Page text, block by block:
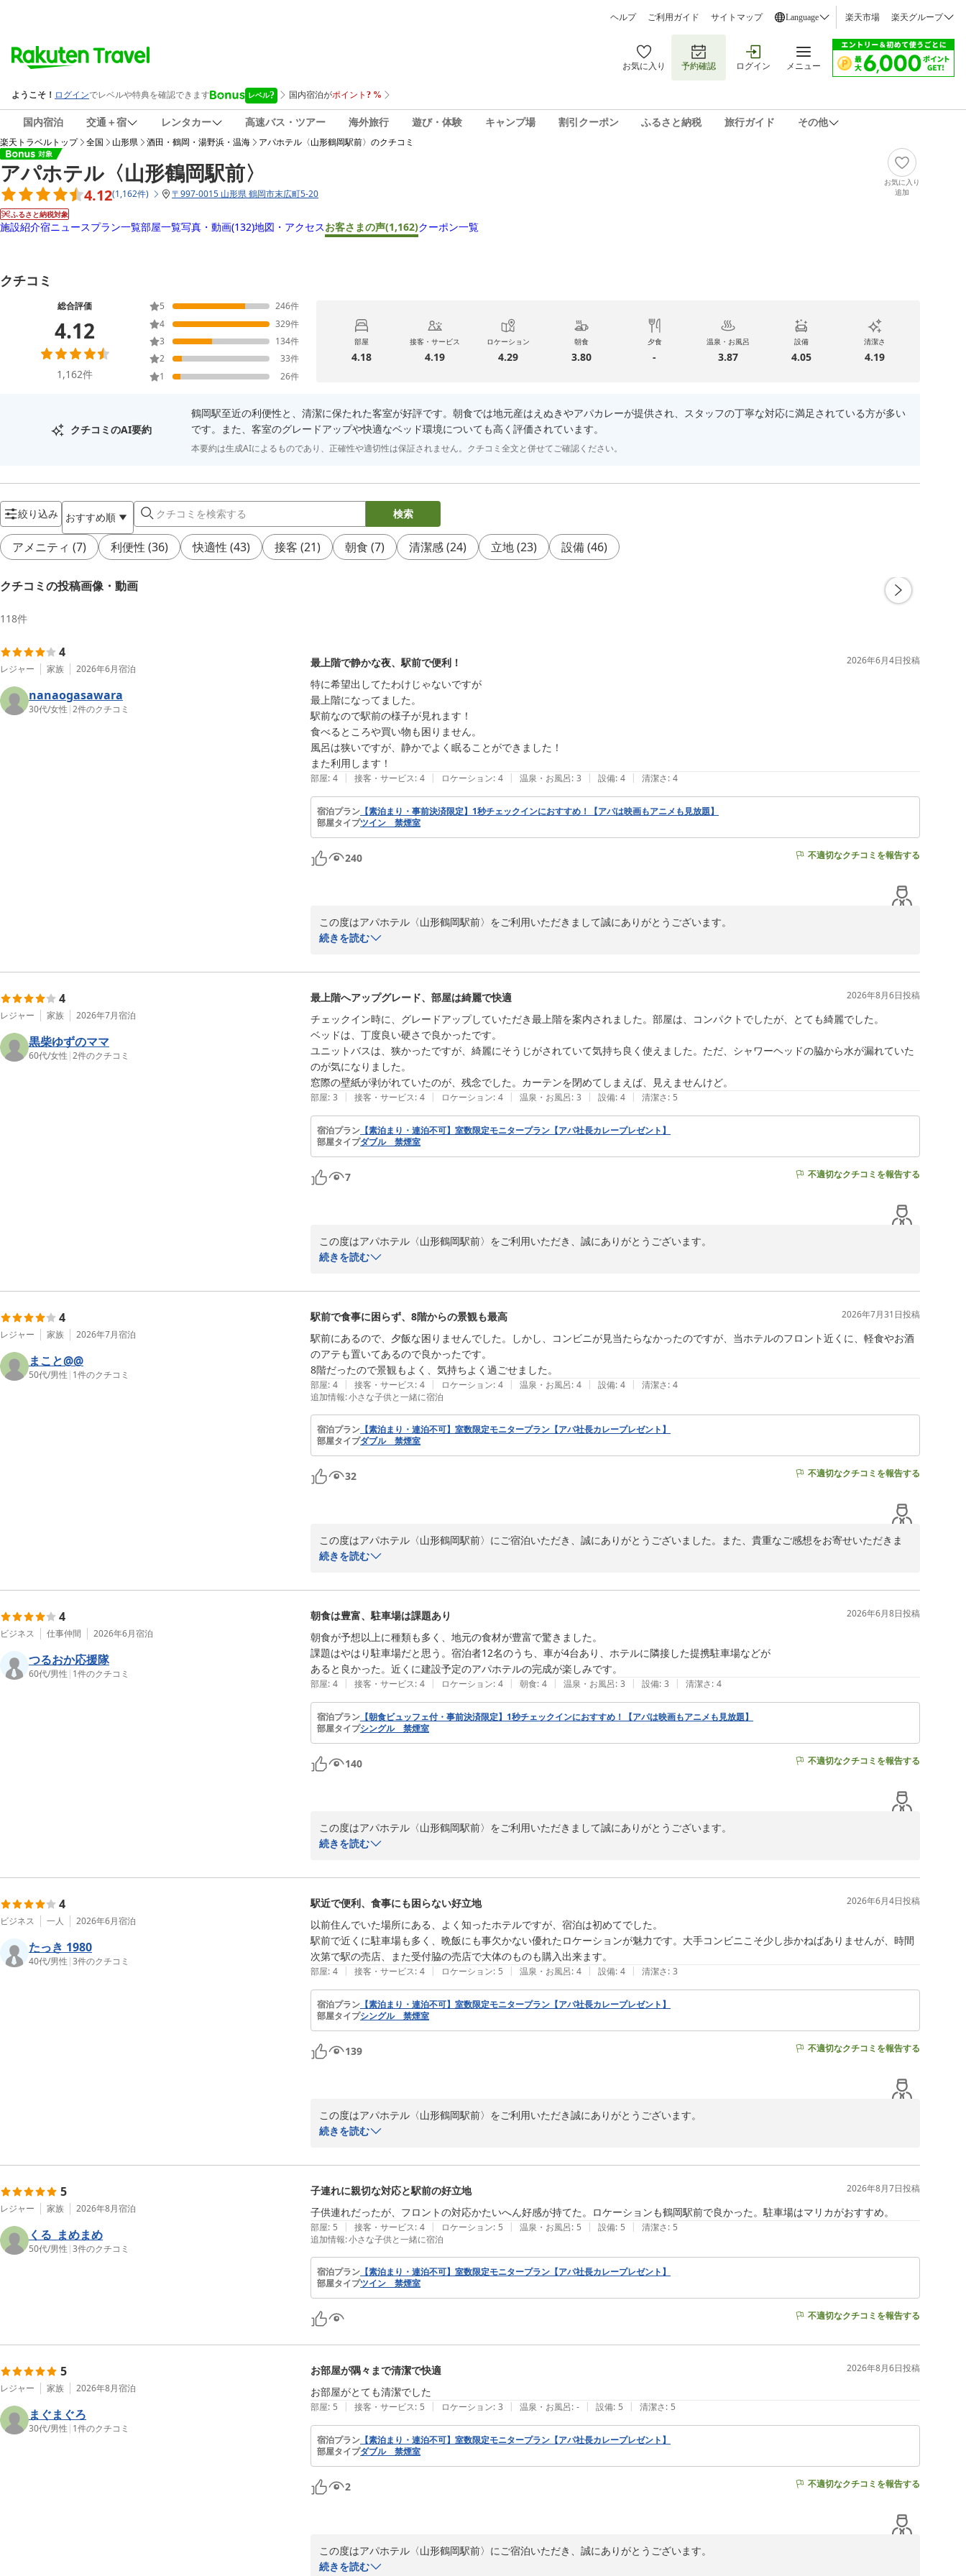
ヘルプ ご利用ガイド サイトマップ Language 楽天市場 楽天グループ
お気に入り 予約確認 ログイン メニュー
国内宿泊 交通＋宿 レンタカー 高速バス・ツアー 海外旅行 遊び・体験 キャンプ場 割引クーポン ふるさと納税 旅行ガイド その他
楽天トラベルトップ 全国 山形県 酒田・鶴岡・湯野浜・温海 アパホテル〈山形鶴岡駅前〉 のクチコミ
アパホテル〈山形鶴岡駅前〉
4.12(1,162件) 〒997-0015 山形県 鶴岡市末広町5-20
ふるさと納税対象
お気に入り
追加
施設紹介宿ニュースプラン一覧部屋一覧写真・動画(132)地図・アクセスお客さまの声(1,162)クーポン一覧
クチコミ
総合評価
4.12
1,162件
5 246件
4
329件
3
134件
2
33件
1
26件
部屋
4.18
接客・サービス
4.19
ロケーション
4.29
朝食
3.80
夕食
-
温泉・お風呂
3.87
設備
4.05
清潔さ
4.19
クチコミのAI要約
鶴岡駅至近の利便性と、清潔に保たれた客室が好評です。朝食では地元産はえぬきやアパカレーが提供され、スタッフの丁寧な対応に満足されている方が多い
です。また、客室のグレードアップや快適なベッド環境についても高く評価されています。
本要約は生成AIによるものであり、正確性や適切性は保証されません。クチコミ全文と併せてご確認ください。
絞り込み おすすめ順 検索
アメニティ (7) 利便性 (36) 快適性 (43) 接客 (21) 朝食 (7) 清潔感(24) 立地(23) 設備(46)
クチコミの投稿画像・動画
118件
4
レジャー 家族 2026年6月宿泊
nanaogasawara
30代/女性 |2件のクチコミ
最上階で静かな夜、駅前で便利！ 2026年6月4日投稿
特に希望出してたわけじゃないですが
最上階になってました。
駅前なので駅前の様子が見れます！
食べるところや買い物も困りません。
風呂は狭いですが、静かでよく眠ることができました！
また利用します！
部屋: 4 | 接客・サービス: 4 | ロケーション: 4 | 温泉・お風呂: 3 | 設備: 4 | 清潔さ: 4
宿泊プラン 【素泊まり・事前決済限定】1秒チェックインにおすすめ！【アパは映画もアニメも見放題】
部屋タイプツイン 禁煙室
240 不適切なクチコミを報告する
この度はアパホテル〈山形鶴岡駅前〉をご利用いただきまして誠にありがとうございます。
だきました。快適にお過ごしいただけた様子が伺えまして大変安堵しております。
「また利用します」とのお言葉に励みをいただき、今後も皆様にお選びいただけますよう精進いたします。
またのご利用をお待ちしております。
フロント　吉住
アパホテル〈山形鶴岡駅前〉
2026-06-04
続きを読む
4
レジャー 家族 2026年7月宿泊
黒柴ゆずのママ
60代/女性 |2件のクチコミ
最上階へアップグレード、部屋は綺麗で快適 2026年8月6日投稿
チェックイン時に、グレードアップしていただき最上階を案内されました。部屋は、コンパクトでしたが、とても綺麗でした。
ベッドは、丁度良い硬さで良かったです。
ユニットバスは、狭かったですが、綺麗にそうじがされていて気持ち良く使えました。ただ、シャワーヘッドの脇から水が漏れていた
のが気になりました。
窓際の壁紙が剥がれていたのが、残念でした。カーテンを閉めてしまえば、見えませんけど。
部屋: 3 | 接客・サービス: 4 | ロケーション: 4 | 温泉・お風呂: 3 | 設備: 4 | 清潔さ: 5
宿泊プラン 【素泊まり・連泊不可】室数限定モニタープラン【アパ社長カレープレゼント】
部屋タイプダブル 禁煙室
7 不適切なクチコミを報告する
この度はアパホテル〈山形鶴岡駅前〉をご利用いただき、誠にありがとうございます。
また、お部屋の清掃状況やベッドの寝心地につきまして、お褒めの言葉をいただき重ねて御礼申し上げます。
一方で、シャワーヘッドからの水漏れや壁紙の剥がれにより、ご不快な思いをおかけし大変申し訳ございません。せっかくご滞在
ご指摘いただいた箇所につきましては、早急に点検・修繕の手配をさせていただきます。
今回いただきましたご意見を真摯に受け止め、より快適にお過ごしいただけるよう、設備の維持管理を徹底してまいります。
貴重なお時間を割いてのご投稿、誠にありがとうございました。
またのご来館をスタッフ一同心よりお待ち申し上げております。
フロント　滝澤
アパホテル〈山形鶴岡駅前〉
2026-08-06
続きを読む
4
レジャー 家族 2026年7月宿泊
まこと@@
50代/男性 | 1件のクチコミ
駅前で食事に困らず、8階からの景観も最高 2026年7月31日投稿
駅前にあるので、夕飯な困りませんでした。しかし、コンビニが見当たらなかったのですが、当ホテルのフロント近くに、軽食やお酒
のアテも置いてあるので良かったです。
8階だったので景観もよく、気持ちよく過ごせました。
部屋: 4 | 接客・サービス: 4 | ロケーション: 4 | 温泉・お風呂: 4 | 設備: 4 | 清潔さ: 4
追加情報:小さな子供と一緒に宿泊
宿泊プラン 【素泊まり・連泊不可】室数限定モニタープラン【アパ社長カレープレゼント】
部屋タイプダブル 禁煙室
32 不適切なクチコミを報告する
この度はアパホテル〈山形鶴岡駅前〉にご宿泊いただき、誠にありがとうございました。また、貴重なご感想をお寄せいただきま
したこと、重ねて御礼申し上げます。
当ホテルの立地や、ホテル内ミニコンビニにつきましても「良かったです」とお聞きでき、大変嬉しく思っております。近隣のコ
だけたのでしたら幸いです。
また、最上階8階のお部屋からの景観もお気に召していただけたようで何よりでございます。季節や時間帯によっても街や山々の表
情が変わってご覧いただけます、次のご機会にもお楽しみいただければと存じます。
お越しを、心よりお待ちしております。
フロント　滝澤
アパホテル〈山形鶴岡駅前〉
続きを読む
4
ビジネス 仕事仲間 2026年6月宿泊
つるおか応援隊
60代/男性 | 1件のクチコミ
朝食は豊富、駐車場は課題あり 2026年6月8日投稿
朝食が予想以上に種類も多く、地元の食材が豊富で驚きました。
課題はやはり駐車場だと思う。宿泊者12名のうち、車が4台あり、ホテルに隣接した提携駐車場などが
あると良かった。近くに建設予定のアパホテルの完成が楽しみです。
部屋: 4 | 接客・サービス: 4 | ロケーション: 4 | 朝食: 4 | 温泉・お風呂: 3 | 設備: 3 | 清潔さ: 4
宿泊プラン 【朝食ビュッフェ付・事前決済限定】1秒チェックインにおすすめ！【アパは映画もアニメも見放題】
部屋タイプシングル 禁煙室
140 不適切なクチコミを報告する
この度はアパホテル〈山形鶴岡駅前〉をご利用いただきまして誠にありがとうございます。
改善とは申し上げにくいですが貴重なご意見として参考にさせていただきます。
またのお越しを心よりお待ちしております。
フロント　吉住
アパホテル〈山形鶴岡駅前〉
2026-06-08
続きを読む
4
ビジネス 一人 2026年6月宿泊
たっき 1980
40代/男性 |3件のクチコミ
駅近で便利、食事にも困らない好立地 2026年6月4日投稿
以前住んでいた場所にある、よく知ったホテルですが、宿泊は初めてでした。
駅前で近くに駐車場も多く、晩飯にも事欠かない優れたロケーションが魅力です。大手コンビニこそ少し歩かねばありませんが、時間
次第で駅の売店、また受付脇の売店で大体のものも購入出来ます。
部屋: 4 | 接客・サービス: 4 | ロケーション: 5 | 温泉・お風呂: 4 | 設備: 4 | 清潔さ: 3
宿泊プラン 【素泊まり・連泊不可】室数限定モニタープラン【アパ社長カレープレゼント】
部屋タイプシングル 禁煙室
139 不適切なクチコミを報告する
この度はアパホテル〈山形鶴岡駅前〉をご利用いただき誠にありがとうございます。
すので、どうぞご利用ください。
お忙しい中でのクチコミのご投稿誠にありがとうございました。
お客様のまたのご来館を心よりお待ちしております。
フロント　進藤
アパホテル〈山形鶴岡駅前〉
2026-06-04
続きを読む
5
レジャー 家族 2026年8月宿泊
くる_まめまめ
50代/男性 |3件のクチコミ
子連れに親切な対応と駅前の好立地 2026年8月7日投稿
子供連れだったが、フロントの対応かたいへん好感が持てた。ロケーションも鶴岡駅前で良かった。駐車場はマリカがおすすめ。
部屋: 5 | 接客・サービス: 4 | ロケーション: 5 | 温泉・お風呂: 5 | 設備: 5 | 清潔さ: 5
追加情報:小さな子供と一緒に宿泊
宿泊プラン 【素泊まり・連泊不可】室数限定モニタープラン【アパ社長カレープレゼント】
部屋タイプツイン 禁煙室
不適切なクチコミを報告する
5
レジャー 家族 2026年8月宿泊
まぐまぐろ
30代/男性 | 1件のクチコミ
お部屋が隅々まで清潔で快適 2026年8月6日投稿
お部屋がとても清潔でした
部屋: 5 | 接客・サービス: 5 | ロケーション: 3 | 温泉・お風呂: - | 設備: 5 | 清潔さ: 5
宿泊プラン 【素泊まり・連泊不可】室数限定モニタープラン【アパ社長カレープレゼント】
部屋タイプダブル 禁煙室
2 不適切なクチコミを報告する
この度はアパホテル〈山形鶴岡駅前〉にご宿泊いただき、誠にありがとうございます。
続きを読む